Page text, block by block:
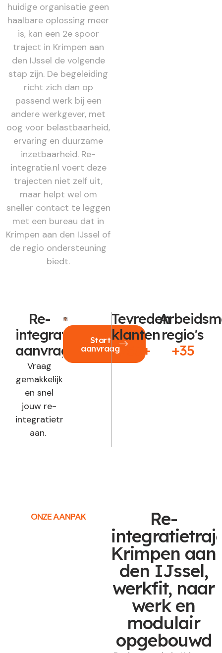
huidige organisatie geen
haalbare oplossing meer
is, kan een 2e spoor
traject in Krimpen aan
den IJssel de volgende
stap zijn. De begeleiding
richt zich dan op
passend werk bij een
andere werkgever, met
oog voor belastbaarheid,
ervaring en duurzame
inzetbaarheid. Re-
integratie.nl voert deze
trajecten niet zelf uit,
maar helpt wel om
sneller contact te leggen
met een bureau dat in
Krimpen aan den IJssel of
de regio ondersteuning
biedt.
Re-
integratie
aanvragen?
Vraag
gemakkelijk
en snel
jouw re-
integratietraject
aan.
Start
aanvraag
Tevreden
klanten
250+
regio's
+35
ONZE AANPAK Re-
Krimpen aan
den IJssel,
werkfit, naar
werk en
modulair
opgebouwd